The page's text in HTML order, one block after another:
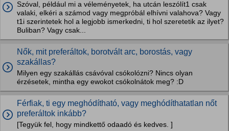
Szóval, például mi a véleményetek, ha utcán leszólít1 csak
valaki, elkéri a számod vagy megpróbál elhívni valahova? Vagy
t1i szerintetek hol a legjobb ismerkedni, ti hol szeretetik az ilyet?
Buliban? Vagy csak...
Nők, mit preferáltok, borotvált arc, borostás, vagy
szakállas?
Milyen egy szakállás csávóval csókolózni? Nincs olyan
érzésetek, mintha egy ewokot csókolnátok meg? :D
Férfiak, ti egy meghódítható, vagy meghódíthatatlan nőt
preferáltok inkább?
[Tegyük fel, hogy mindkettő odaadó és kedves. ]